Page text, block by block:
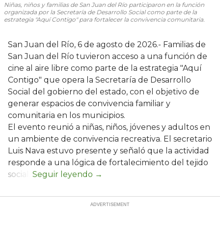
Niñas, niños y familias de San Juan del Río participaron en la función
organizada por la Secretaría de Desarrollo Social como parte de la
estrategia "Aquí Contigo" para fortalecer la convivencia comunitaria.
San Juan del Río, 6 de agosto de 2026.- Familias de
San Juan del Río tuvieron acceso a una función de
cine al aire libre como parte de la estrategia "Aquí
Contigo" que opera la Secretaría de Desarrollo
Social del gobierno del estado, con el objetivo de
generar espacios de convivencia familiar y
comunitaria en los municipios.
El evento reunió a niñas, niños, jóvenes y adultos en
un ambiente de convivencia recreativa. El secretario
Luis Nava estuvo presente y señaló que la actividad
responde a una lógica de fortalecimiento del tejido
social: